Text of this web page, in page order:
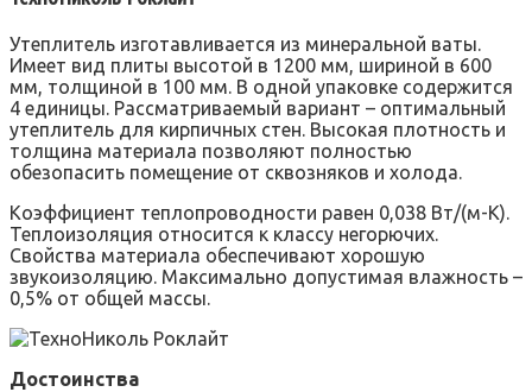
Утеплитель изготавливается из минеральной ваты.
Имеет вид плиты высотой в 1200 мм, шириной в 600
мм, толщиной в 100 мм. В одной упаковке содержится
4 единицы. Рассматриваемый вариант – оптимальный
утеплитель для кирпичных стен. Высокая плотность и
толщина материала позволяют полностью
обезопасить помещение от сквозняков и холода.
Коэффициент теплопроводности равен 0,038 Вт/(м-К).
Теплоизоляция относится к классу негорючих.
Свойства материала обеспечивают хорошую
звукоизоляцию. Максимально допустимая влажность –
0,5% от общей массы.
Достоинства